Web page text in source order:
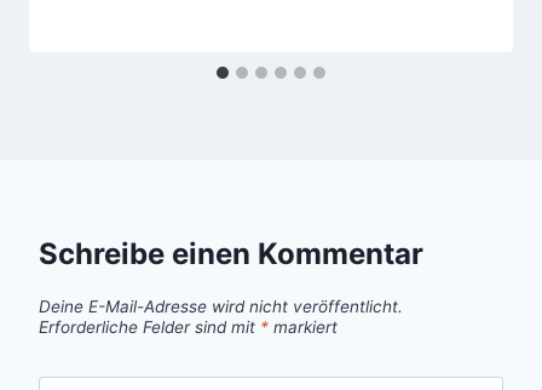
Schreibe einen Kommentar
Deine E-Mail-Adresse wird nicht veröffentlicht.
Erforderliche Felder sind mit * markiert